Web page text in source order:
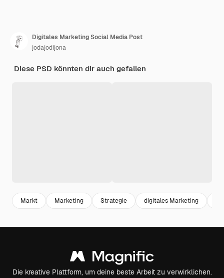
Digitales Marketing Social Media Post
jodajodijona
Diese PSD könnten dir auch gefallen
Markt Marketing Strategie digitales Marketing
Die kreative Plattform, um deine beste Arbeit zu verwirklichen.